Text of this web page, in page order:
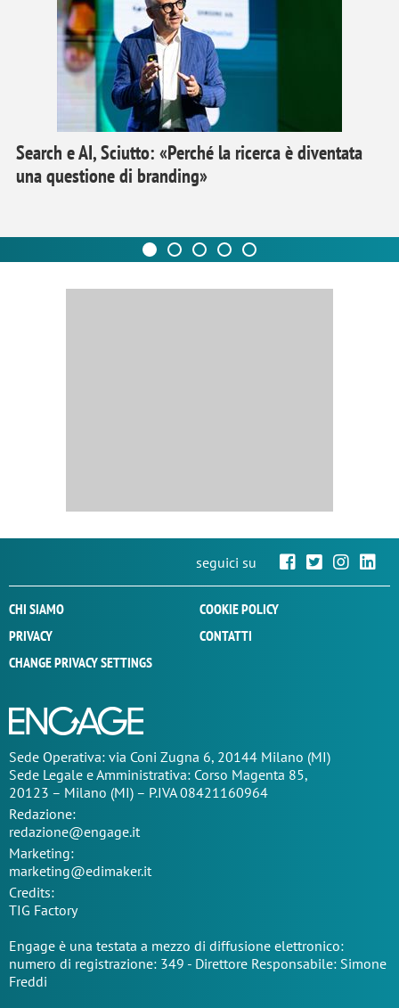
Search e AI, Sciutto: «Perché la ricerca è diventata
una questione di branding»
seguici su
CHI SIAMO
COOKIE POLICY
PRIVACY
CONTATTI
CHANGE PRIVACY SETTINGS
Sede Operativa: via Coni Zugna 6, 20144 Milano (MI)
Sede Legale e Amministrativa: Corso Magenta 85,
20123 – Milano (MI) – P.IVA 08421160964
Redazione:
redazione@engage.it
Marketing:
marketing@edimaker.it
Credits:
TIG Factory
Engage è una testata a mezzo di diffusione elettronico:
numero di registrazione: 349 - Direttore Responsabile: Simone
Freddi